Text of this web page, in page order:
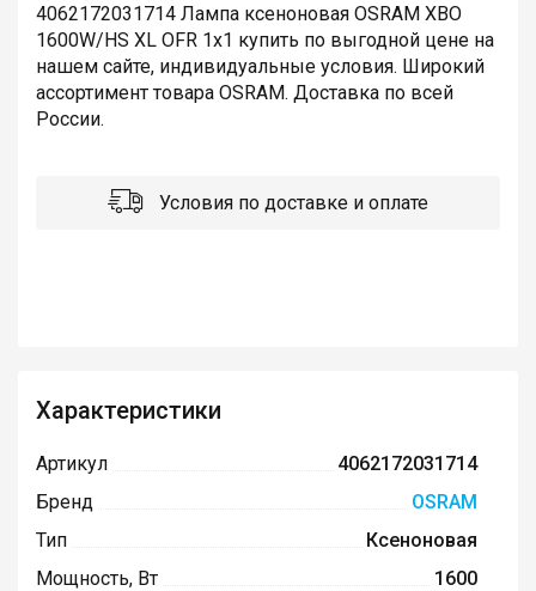
4062172031714 Лампа ксеноновая OSRAM XBO
1600W/HS XL OFR 1x1 купить по выгодной цене на
нашем сайте, индивидуальные условия. Широкий
ассортимент товара OSRAM. Доставка по всей
России.
Условия по доставке и оплате
Характеристики
Артикул
4062172031714
Бренд
OSRAM
Тип
Ксеноновая
Мощность, Вт
1600